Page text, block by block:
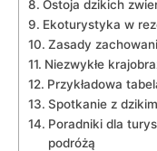
Ostoja dzikich
Ekoturystyka w
Zasady
Niezwykłe
Przykładowa
Spotkanie z
Poradniki dla
podróżą